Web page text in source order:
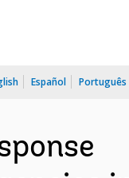
Español Português